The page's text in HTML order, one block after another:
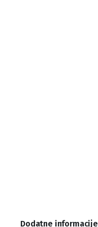
Dodatne informacije